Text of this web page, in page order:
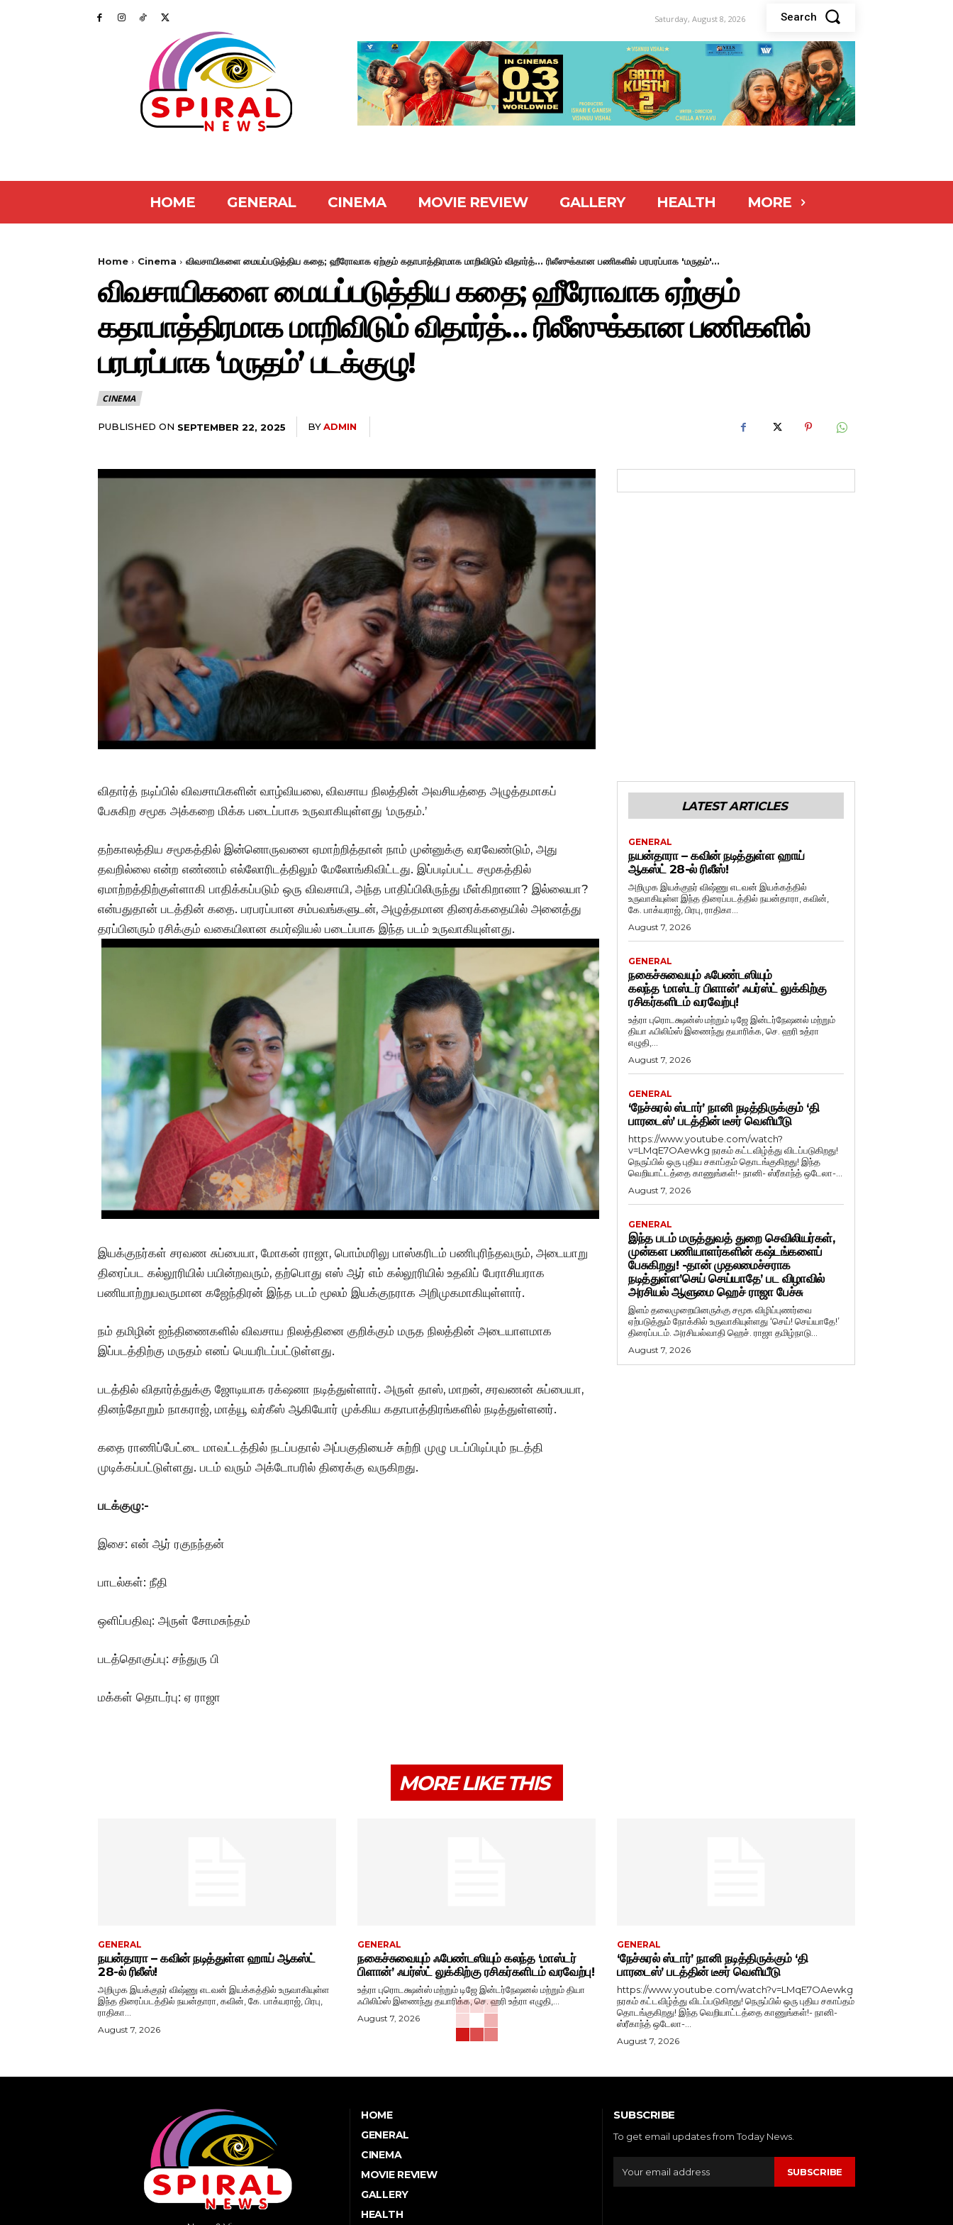
Saturday, August 8, 2026 Search
HOME GENERAL CINEMA MOVIE REVIEW GALLERY HEALTH MORE
Home Cinema விவசாயிகளை மையப்படுத்திய கதை; ஹீரோவாக ஏற்கும் கதாபாத்திரமாக மாறிவிடும் விதார்த்... ரிலீஸுக்கான பணிகளில் பரபரப்பாக 'மருதம்'...
விவசாயிகளை மையப்படுத்திய கதை; ஹீரோவாக ஏற்கும்
கதாபாத்திரமாக மாறிவிடும் விதார்த்… ரிலீஸுக்கான பணிகளில்
பரபரப்பாக ‘மருதம்’ படக்குழு!
CINEMA
PUBLISHED ON SEPTEMBER 22, 2025 BYADMIN
விதார்த் நடிப்பில் விவசாயிகளின் வாழ்வியலை, விவசாய நிலத்தின் அவசியத்தை அழுத்தமாகப்
பேசுகிற சமூக அக்கறை மிக்க படைப்பாக உருவாகியுள்ளது ‘மருதம்.’
தற்காலத்திய சமூகத்தில் இன்னொருவனை ஏமாற்றித்தான் நாம் முன்னுக்கு வரவேண்டும், அது
தவறில்லை என்ற எண்ணம் எல்லோரிடத்திலும் மேலோங்கிவிட்டது. இப்படிப்பட்ட சமூகத்தில்
ஏமாற்றத்திற்குள்ளாகி பாதிக்கப்படும் ஒரு விவசாயி, அந்த பாதிப்பிலிருந்து மீள்கிறானா? இல்லையா?
என்பதுதான் படத்தின் கதை. பரபரப்பான சம்பவங்களுடன், அழுத்தமான திரைக்கதையில் அனைத்து
தரப்பினரும் ரசிக்கும் வகையிலான கமர்ஷியல் படைப்பாக இந்த படம் உருவாகியுள்ளது.
இயக்குநர்கள் சரவண சுப்பையா, மோகன் ராஜா, பொம்மரிலு பாஸ்கரிடம் பணிபுரிந்தவரும், அடையாறு
திரைப்பட கல்லூரியில் பயின்றவரும், தற்பொது எஸ் ஆர் எம் கல்லூரியில் உதவிப் பேராசியராக
பணியாற்றுபவருமான கஜேந்திரன் இந்த படம் மூலம் இயக்குநராக அறிமுகமாகியுள்ளார்.
நம் தமிழின் ஐந்திணைகளில் விவசாய நிலத்தினை குறிக்கும் மருத நிலத்தின் அடையாளமாக
இப்படத்திற்கு மருதம் எனப் பெயரிடப்பட்டுள்ளது.
படத்தில் விதார்த்துக்கு ஜோடியாக ரக்‌ஷனா நடித்துள்ளார். அருள் தாஸ், மாறன், சரவணன் சுப்பையா,
தினந்தோறும் நாகராஜ், மாத்யூ வர்கீஸ் ஆகியோர் முக்கிய கதாபாத்திரங்களில் நடித்துள்ளனர்.
கதை ராணிப்பேட்டை மாவட்டத்தில் நடப்பதால் அப்பகுதியைச் சுற்றி முழு படப்பிடிப்பும் நடத்தி
முடிக்கப்பட்டுள்ளது. படம் வரும் அக்டோபரில் திரைக்கு வருகிறது.
படக்குழு:-
இசை: என் ஆர் ரகுநந்தன்
பாடல்கள்: நீதி
ஒளிப்பதிவு: அருள் சோமசுந்தம்
படத்தொகுப்பு: சந்துரு பி
மக்கள் தொடர்பு: ஏ ராஜா
LATEST ARTICLES
GENERAL
நயன்தாரா – கவின் நடித்துள்ள ஹாய்
ஆகஸ்ட் 28-ல் ரிலீஸ்!
அறிமுக இயக்குநர் விஷ்ணு எடவன் இயக்கத்தில்
உருவாகியுள்ள இந்த திரைப்படத்தில் நயன்தாரா, கவின்,
கே. பாக்யராஜ், பிரபு, ராதிகா...
August 7, 2026
GENERAL
நகைச்சுவையும் ஃபேண்டஸியும்
கலந்த ‘மாஸ்டர் பிளான்’ ஃபர்ஸ்ட் லுக்கிற்கு
ரசிகர்களிடம் வரவேற்பு!
உத்ரா புரொடக்ஷன்ஸ் மற்றும் டிஜே இன்டர்நேஷனல் மற்றும்
தியா ஃபிலிம்ஸ் இணைந்து தயாரிக்க, செ. ஹரி உத்ரா
எழுதி,...
August 7, 2026
GENERAL
‘நேச்சுரல் ஸ்டார்’ நானி நடித்திருக்கும் ‘தி
பாரடைஸ்’ படத்தின் டீசர் வெளியீடு
https://www.youtube.com/watch?
v=LMqE7OAewkg நரகம் கட்டவிழ்த்து விடப்படுகிறது!
நெருப்பில் ஒரு புதிய சகாப்தம் தொடங்குகிறது! இந்த
வெறியாட்டத்தை காணுங்கள்!- நானி- ஸ்ரீகாந்த் ஒடேலா-...
August 7, 2026
GENERAL
இந்த படம் மருத்துவத் துறை செவிலியர்கள்,
முன்கள பணியாளர்களின் கஷ்டங்களைப்
பேசுகிறது! -தான் முதலமைச்சராக
நடித்துள்ள’செய் செய்யாதே’ பட விழாவில்
அரசியல் ஆளுமை ஹெச் ராஜா பேச்சு
இளம் தலைமுறையினருக்கு சமூக விழிப்புணர்வை
ஏற்படுத்தும் நோக்கில் உருவாகியுள்ளது ‘செய்! செய்யாதே!’
திரைப்படம். அரசியல்வாதி ஹெச். ராஜா தமிழ்நாடு...
August 7, 2026
MORE LIKE THIS
GENERAL
நயன்தாரா – கவின் நடித்துள்ள ஹாய் ஆகஸ்ட்
28-ல் ரிலீஸ்!
அறிமுக இயக்குநர் விஷ்ணு எடவன் இயக்கத்தில் உருவாகியுள்ள
இந்த திரைப்படத்தில் நயன்தாரா, கவின், கே. பாக்யராஜ், பிரபு,
ராதிகா...
August 7, 2026
GENERAL
நகைச்சுவையும் ஃபேண்டஸியும் கலந்த ‘மாஸ்டர்
பிளான்’ ஃபர்ஸ்ட் லுக்கிற்கு ரசிகர்களிடம் வரவேற்பு!
உத்ரா புரொடக்ஷன்ஸ் மற்றும் டிஜே இன்டர்நேஷனல் மற்றும் தியா
ஃபிலிம்ஸ் இணைந்து தயாரிக்க, செ. ஹரி உத்ரா எழுதி,...
August 7, 2026
GENERAL
‘நேச்சுரல் ஸ்டார்’ நானி நடித்திருக்கும் ‘தி
பாரடைஸ்’ படத்தின் டீசர் வெளியீடு
https://www.youtube.com/watch?v=LMqE7OAewkg
நரகம் கட்டவிழ்த்து விடப்படுகிறது! நெருப்பில் ஒரு புதிய சகாப்தம்
தொடங்குகிறது! இந்த வெறியாட்டத்தை காணுங்கள்!- நானி-
ஸ்ரீகாந்த் ஒடேலா-...
August 7, 2026
HOME
GENERAL
CINEMA
MOVIE REVIEW
GALLERY
HEALTH
SUBSCRIBE
To get email updates from Today News.
SUBSCRIBE